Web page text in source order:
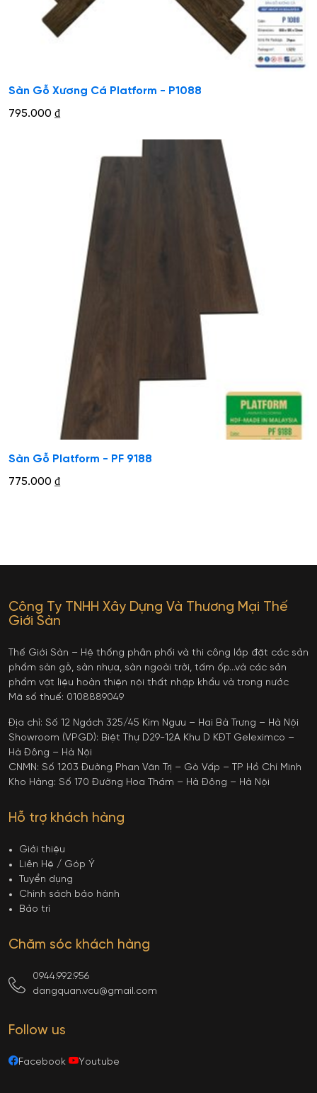
Sàn Gỗ Xương Cá Platform - P1088
795.000 ₫
Sàn Gỗ Platform - PF 9188
775.000 ₫
Công Ty TNHH Xây Dựng Và Thương Mại Thế
Giới Sàn
Thế Giới Sàn – Hệ thống phân phối và thi công lắp đặt các sản
phẩm sàn gỗ, sàn nhựa, sàn ngoài trời, tấm ốp…và các sản
phẩm vật liệu hoàn thiện nội thất nhập khẩu và trong nước
Mã số thuế: 0108889049
Địa chỉ: Số 12 Ngách 325/45 Kim Ngưu – Hai Bà Trưng – Hà Nội
Showroom (VPGD): Biệt Thự D29-12A Khu D KĐT Geleximco –
Hà Đông – Hà Nội
CNMN: Số 1203 Đường Phan Văn Trị – Gò Vấp – TP Hồ Chí Minh
Kho Hàng: Số 170 Đường Hoa Thám – Hà Đông – Hà Nội
Hỗ trợ khách hàng
Giới thiệu
Liên Hệ / Góp Ý
Tuyển dụng
Chính sách bảo hành
Bảo trì
Chăm sóc khách hàng
0944.992.956
dangquan.vcu@gmail.com
Follow us
Facebook Youtube